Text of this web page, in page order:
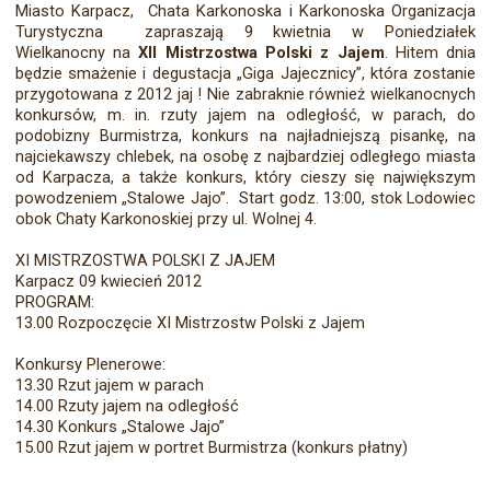
Miasto Karpacz, Chata Karkonoska i Karkonoska Organizacja
Turystyczna zapraszają 9 kwietnia w Poniedziałek
Wielkanocny naXII Mistrzostwa Polski z Jajem. Hitem dnia
będzie smażenie i degustacja „Giga Jajecznicy”, która zostanie
przygotowana z 2012 jaj ! Nie zabraknie również wielkanocnych
konkursów, m. in. rzuty jajem na odległość, w parach, do
podobizny Burmistrza, konkurs na najładniejszą pisankę, na
najciekawszy chlebek, na osobę z najbardziej odległego miasta
od Karpacza, a także konkurs, który cieszy się największym
powodzeniem „Stalowe Jajo”. Start godz. 13:00, stok Lodowiec
obok Chaty Karkonoskiej przy ul. Wolnej 4.
XI MISTRZOSTWA POLSKI Z JAJEM
Karpacz 09 kwiecień 2012
PROGRAM:
13.00 Rozpoczęcie XI Mistrzostw Polski z Jajem
Konkursy Plenerowe:
13.30 Rzut jajem w parach
14.00 Rzuty jajem na odległość
14.30 Konkurs „Stalowe Jajo”
15.00 Rzut jajem w portret Burmistrza (konkurs płatny)